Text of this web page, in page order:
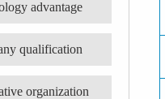
advantage
qualification
organization